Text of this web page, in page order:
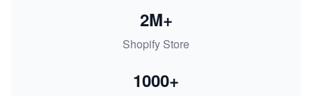
Shopify Store
2M+
1000+